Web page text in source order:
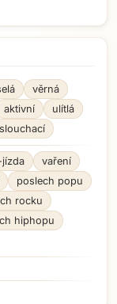
věrná
aktivní
ulítlá
vaření
poslech popu
rocku
hiphopu